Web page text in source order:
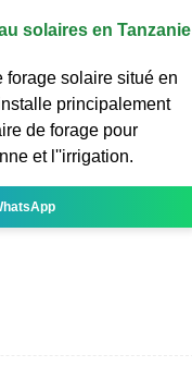
solaires en Tanzanie
forage solaire situé en
principalement
de forage pour
et l''irrigation.